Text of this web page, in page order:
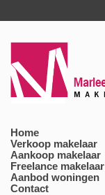
Home
Verkoop makelaar
Aankoop makelaar
Freelance makelaar
Aanbod woningen
Contact